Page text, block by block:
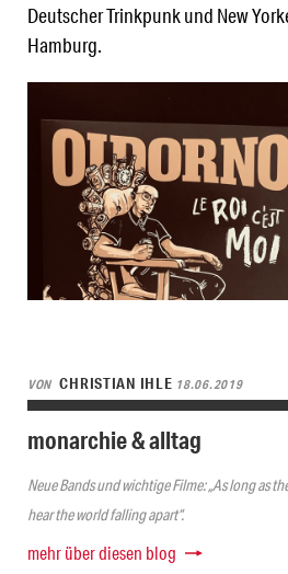
Deutscher Trinkpunk und New
Hamburg.
VON CHRISTIAN IHLE 18.06.2019
monarchie & alltag
Neue Bands und wichtige Filme: „As long as
hear the world falling apart“.
mehr über diesen blog